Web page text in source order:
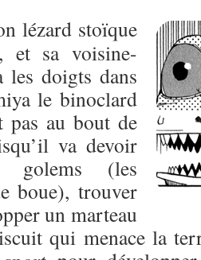
lézard stoïque
et sa voisine-
les doigts dans
le binoclard
pas au bout de
va devoir
golems (les
boue), trouver
un marteau
qui menace la